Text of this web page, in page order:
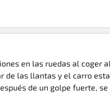
en las ruedas al coger
de las llantas y el carro
de un golpe fuerte,